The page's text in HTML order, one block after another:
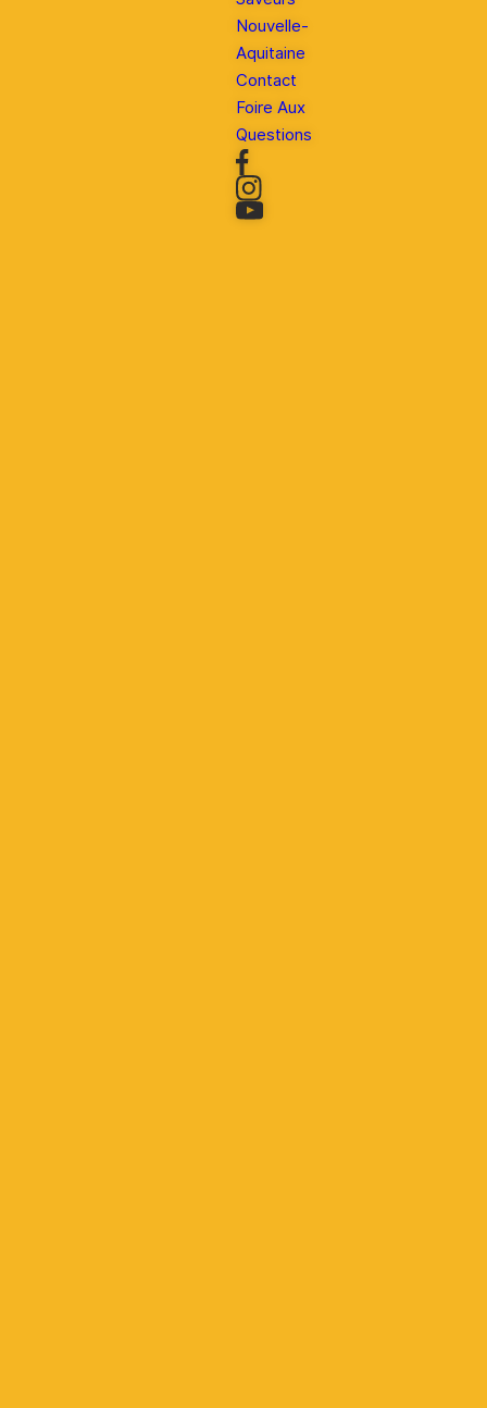
Nouvelle-
Aquitaine
Contact
Foire Aux
Questions